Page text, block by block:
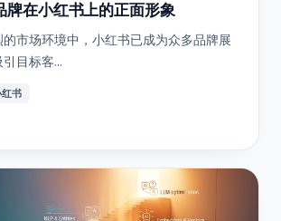
牌在小红书上的正面形象
市场环境中，小红书已成为众多品牌展
目标客...
书